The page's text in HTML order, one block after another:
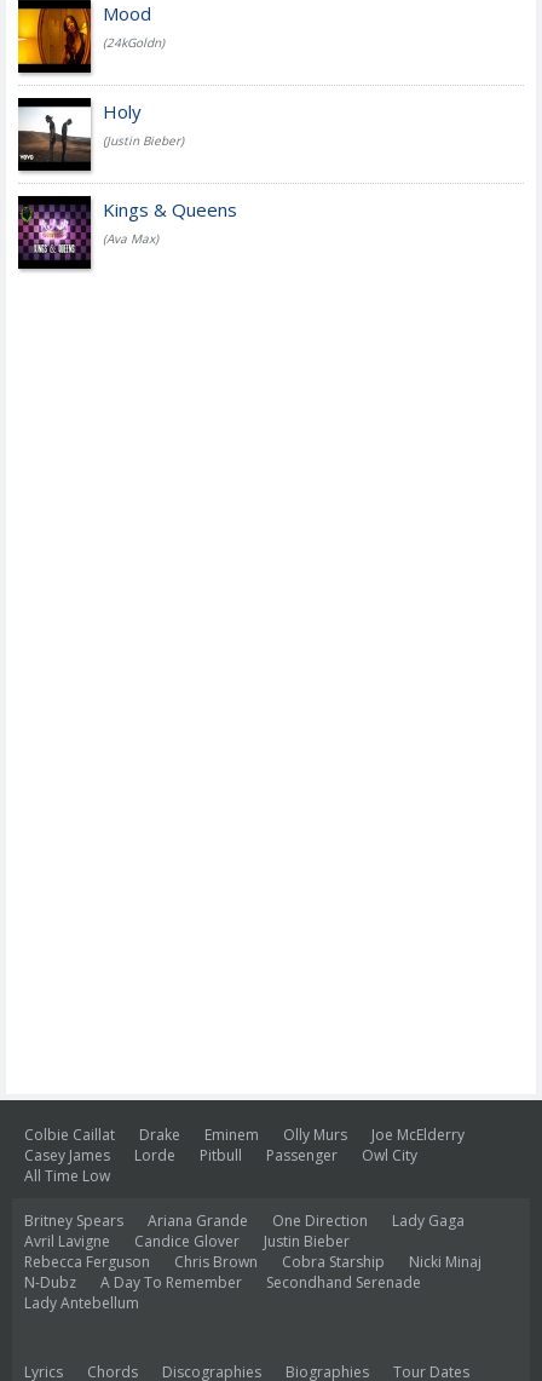
Mood
(24kGoldn)
Holy
(Justin Bieber)
Kings & Queens
(Ava Max)
Colbie Caillat Drake Eminem Olly Murs
Joe McElderry
Casey James
Lorde Pitbull Passenger
Owl City
All Time Low
Britney Spears Ariana Grande One Direction
Lady Gaga
Avril Lavigne
Candice Glover
Justin Bieber
Rebecca Ferguson
Chris Brown Cobra Starship
Nicki Minaj
N-Dubz
A Day To Remember
Secondhand Serenade
Lady Antebellum
Lyrics Chords Discographies Biographies Tour Dates